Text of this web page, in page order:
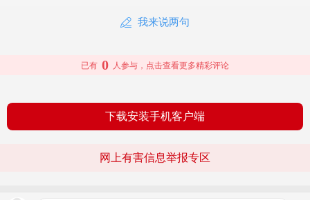
我来说两句
已有 0 人参与，点击查看更多精彩评论
下载安装手机客户端
网上有害信息举报专区